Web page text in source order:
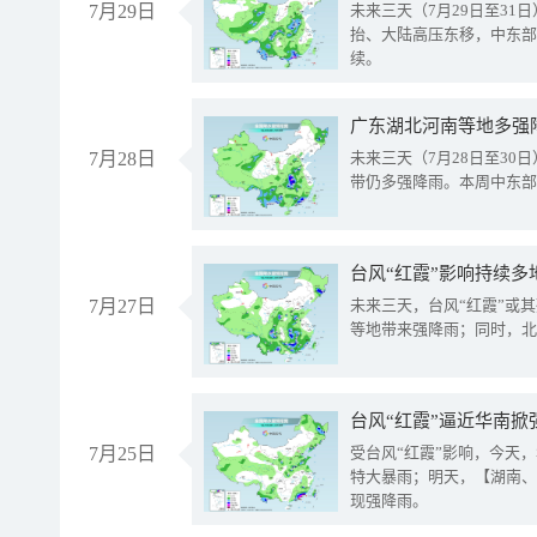
7月29日
未来三天（7月29日至31
抬、大陆高压东移，中东
续。
7月28日
广东湖北河南等地多
未来三天（7月28日至30
带仍多强降雨。本周中东
7月27日
台风“红霞”影响持续
未来三天，台风“红霞”或
等地带来强降雨；同时，
7月25日
台风“红霞”逼近华南
受台风“红霞”影响，今天
特大暴雨；明天，【湖南
现强降雨。